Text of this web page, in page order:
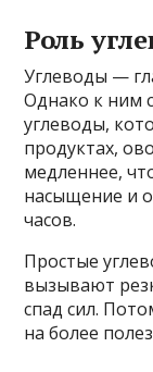
Роль
Углеводы —
Однако к ним
углеводы,
продуктах,
медленнее,
насыщение и
часов.
Простые
вызывают
спад сил.
на более